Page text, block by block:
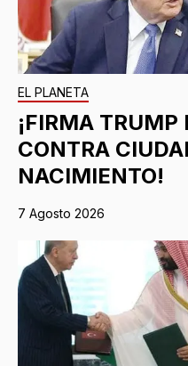
EL PLANETA
¡FIRMA TRUMP
CONTRA
NACIMIENTO!
7 Agosto 2026